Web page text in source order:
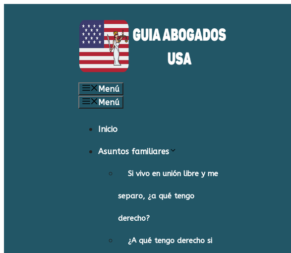
Menú
Menú
Inicio
Asuntos familiares
Si vivo en unión libre y me
separo, ¿a qué tengo
derecho?
¿A qué tengo derecho si